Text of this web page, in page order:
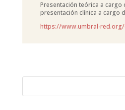
Presentación teórica a cargo
presentación clínica a cargo
https://www.umbral-